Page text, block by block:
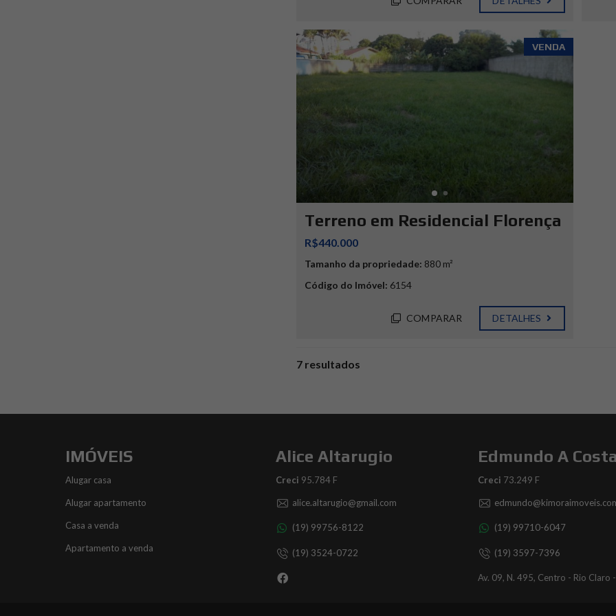
VENDA
Terreno em Residencial Florença
R$440.000
Tamanho da propriedade: 880 m²
Código do Imóvel: 6154
COMPARAR DETALHES
7 resultados
IMÓVEIS
Alugar casa
Alugar apartamento
Casa a venda
Apartamento a venda
Alice Altarugio
Creci 95.784 F
alice.altarugio@gmail.com
(19) 99756-8122
(19) 3524-0722
Edmundo A Costa
Creci 73.249 F
(19) 99710-6047
(19) 3597-7396
Av. 09, N. 495, Centro - Rio Claro -